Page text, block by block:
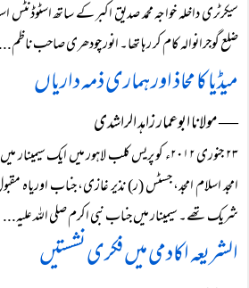
سیکرٹری داخلہ خواجہ محمد صدیق اکبر کے ساتھ
ضلع گوجرانوالہ کام کر رہا تھا۔ انور چودھری صاحب ناظم...
میڈیا کا محاذ اور ہماری ذمہ داریاں
― مولانا ابوعمار زاہد الراشدی
۲۳ جنوری ۲۰۱۲ء کو پریس کلب لاہور میں ایک
امجد اسلام امجد، جسٹس (ر) نذیر غازی، جناب اوریاہ
شریک تھے۔ سیمینار میں جناب نبی اکرم صلی اللہ علیہ...
الشریعہ اکادمی میں فکری نشستیں